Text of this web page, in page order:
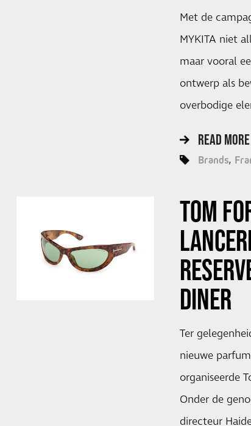
Met de
MYKITA niet
maar vooral
ontwerp als
overbodige
READ MORE
Brands
TOM
DINER
Ter
nieuwe
organiseerde
Onder de
directeur